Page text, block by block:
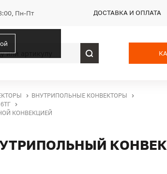
Пн-Пт ДОСТАВКА И ОПЛАТА
ВНУТРИПОЛЬНЫЕ КОНВЕКТОРЫ
КОНВЕКЦИЕЙ